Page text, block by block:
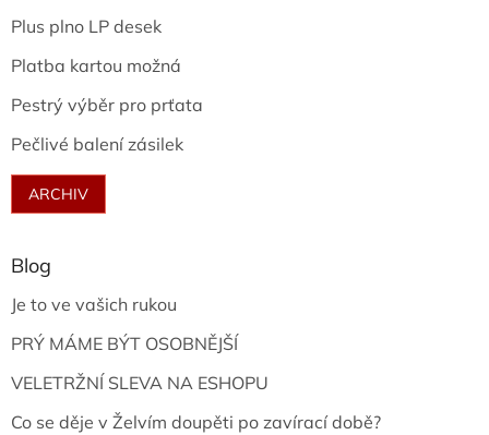
Plus plno LP desek
Platba kartou možná
Pestrý výběr pro prťata
Pečlivé balení zásilek
ARCHIV
Blog
Je to ve vašich rukou
PRÝ MÁME BÝT OSOBNĚJŠÍ
VELETRŽNÍ SLEVA NA ESHOPU
Co se děje v Želvím doupěti po zavírací době?